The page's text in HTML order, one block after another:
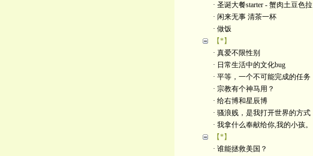
· 圣诞大餐starter - 蟹肉土豆色拉
· 闲来无事 清茶一杯
· 做饭
【*】
· 真爱不限性别
· 日常生活中的文化bug
· 平等，一个不可能完成的任务
· 宗教有个神马用？
· 给右博和星辰博
· 骚浪贱，是我打开世界的方式
· 我拿什么奉献给你,我的小孩。
【*】
· 谁能拯救美国？